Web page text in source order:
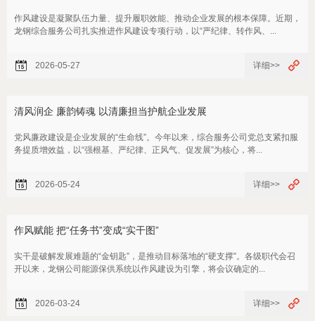
作风建设是凝聚队伍力量、提升履职效能、推动企业发展的根本保障。近期，
龙钢综合服务公司扎实推进作风建设专项行动，以“严纪律、转作风、...
2026-05-27 详细>>
清风润企 廉韵铸魂 以清廉担当护航企业发展
党风廉政建设是企业发展的“生命线”。今年以来，综合服务公司党总支紧扣服
务提质增效益，以“强根基、严纪律、正风气、促发展”为核心，将...
2026-05-24 详细>>
作风赋能 把“任务书”变成“实干图”
实干是破解发展难题的“金钥匙”，是推动目标落地的“硬支撑”。各级职代会召
开以来，龙钢公司能源保供系统以作风建设为引擎，将会议确定的...
2026-03-24 详细>>